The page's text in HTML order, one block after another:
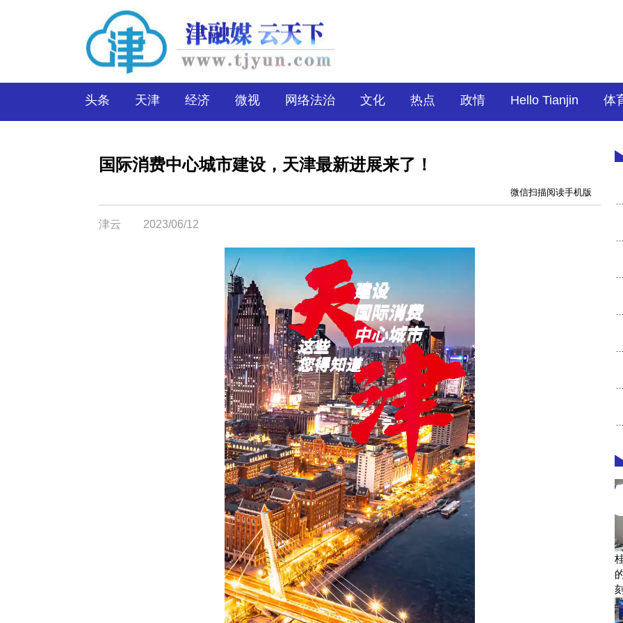
头条 天津 经济 微视 网络法治 文化 热点 政情 Hello Tianjin 体
国际消费中心城市建设，天津最新进展来了！
微信扫描阅读手机版
津云 2023/06/12